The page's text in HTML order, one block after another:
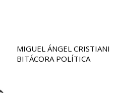
MIGUEL ÁNGEL CRISTIANI
BITÁCORA POLÍTICA